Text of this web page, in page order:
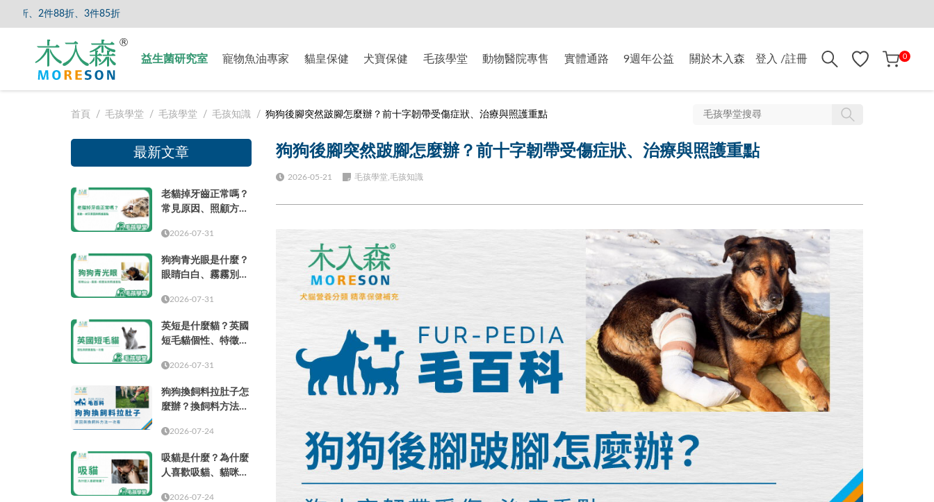
、3件85折
益生菌研究室 寵物魚油專家 貓皇保健 犬寶保健 毛孩學堂 動物醫院專售 實體通路 9週年公益 關於木入森 登入 /註冊 0
首頁 毛孩學堂 毛孩學堂 毛孩知識 狗狗後腳突然跛腳怎麼辦？前十字韌帶受傷症狀、治療與照護重點
狗狗後腳突然跛腳怎麼辦？前十字韌帶受傷症狀、治療與照護重點
2026-05-21 毛孩學堂,毛孩知識
最新文章
老貓掉牙齒正常嗎？
常見原因、照顧方式
2026-07-31
狗狗青光眼是什麼？
眼睛白白、霧霧別只
2026-07-31
英短是什麼貓？英國
短毛貓個性、特徵、
點2026-07-31
狗狗換飼料拉肚子怎
麼辦？換飼料方法、
2026-07-24
吸貓是什麼？為什麼
人喜歡吸貓、貓咪味
2026-07-24